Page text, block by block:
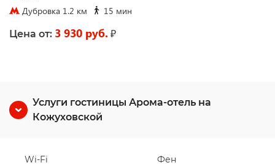
Дубровка 1.2 км
15 мин
Цена от: 3 930 руб. ₽
Услуги гостиницы Арома-отель на
Кожуховской
Wi-Fi
Фен